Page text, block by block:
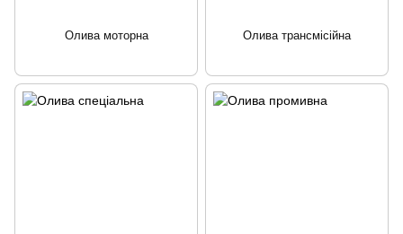
Олива моторна Олива трансмісійна